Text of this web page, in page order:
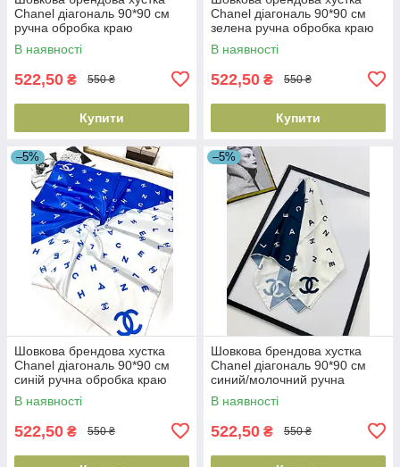
Chanel діагональ 90*90 см
ручна обробка краю
В наявності
522,50 ₴ 550 ₴
Купити
Chanel діагональ 90*90 см
зелена ручна обробка краю
В наявності
522,50 ₴ 550 ₴
Купити
–5%
Шовкова брендова хустка
Chanel діагональ 90*90 см
синій ручна обробка краю
В наявності
522,50 ₴ 550 ₴
–5%
Шовкова брендова хустка
Chanel діагональ 90*90 см
синий/молочний ручна
обробка краю
В наявності
522,50 ₴ 550 ₴